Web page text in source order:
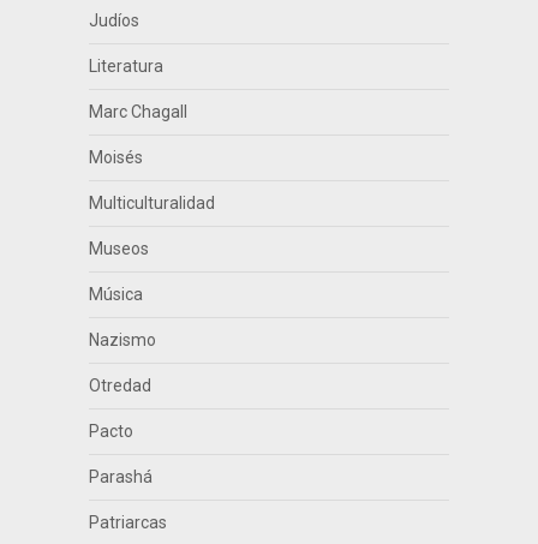
Judíos
Literatura
Marc Chagall
Moisés
Multiculturalidad
Museos
Música
Nazismo
Otredad
Pacto
Parashá
Patriarcas